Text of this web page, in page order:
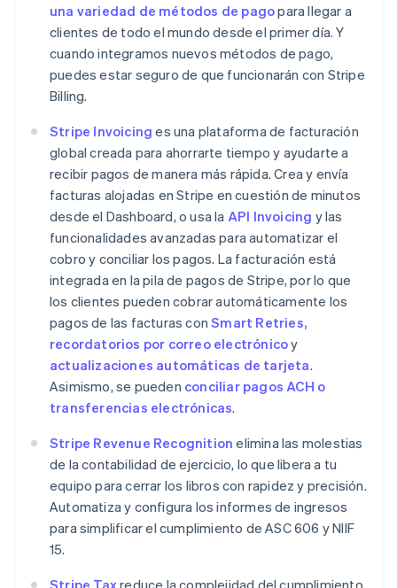
una variedad de métodos de pagopara llegar a
clientes de todo el mundo desde el primer día. Y
cuando integramos nuevos métodos de pago,
puedes estar seguro de que funcionarán con Stripe
Billing.
Stripe Invoicing es una plataforma de facturación
global creada para ahorrarte tiempo y ayudarte a
recibir pagos de manera más rápida. Crea y envía
facturas alojadas en Stripe en cuestión de minutos
desde el Dashboard, o usa la API Invoicing y las
funcionalidades avanzadas para automatizar el
cobro y conciliar los pagos. La facturación está
integrada en la pila de pagos de Stripe, por lo que
los clientes pueden cobrar automáticamente los
pagos de las facturas conSmart Retries,
recordatorios por correo electrónicoy
actualizaciones automáticas de tarjeta.
Asimismo, se pueden conciliar pagos ACH o
transferencias electrónicas.
Stripe Revenue Recognition elimina las molestias
de la contabilidad de ejercicio, lo que libera a tu
equipo para cerrar los libros con rapidez y precisión.
Automatiza y configura los informes de ingresos
para simplificar el cumplimiento de ASC 606 y NIIF
15.
Alemania
DeutschEnglish
Australia
English
Austria
Deutsch English
Bélgica
NederlandsFrançaisDeutschEnglish
Brasil
Português English
Bulgaria
English
English Français
简体中文English
Chipre
English
Croacia
English Italiano
Dinamarca
English